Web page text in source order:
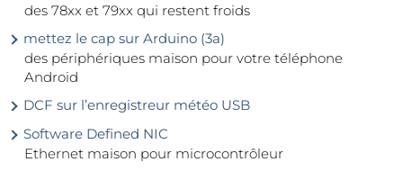
des 78xx et 79xx qui restent froids
mettez le cap sur Arduino (3a)
des périphériques maison pour votre téléphone
Android
DCF sur l’enregistreur météo USB
Software Defined NIC
Ethernet maison pour microcontrôleur